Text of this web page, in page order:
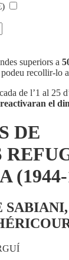
)
superiors a
recollir-lo
de l’1 al 25
el
DE
(1944-
SABIANI,